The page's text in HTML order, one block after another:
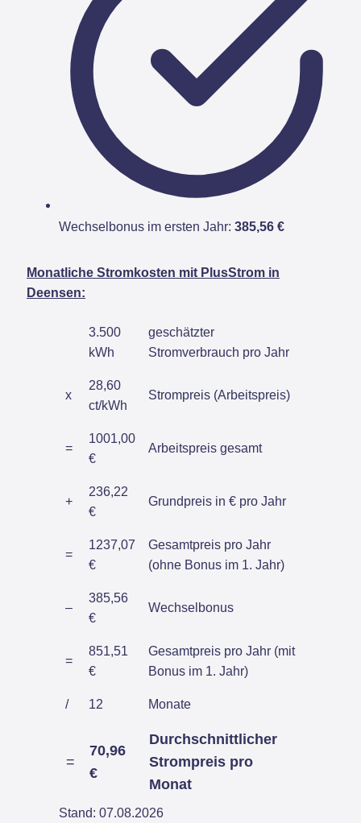
Wechselbonus im ersten Jahr: 385,56 €
Monatliche Stromkosten mit PlusStrom in
Deensen:
3.500
kWh
geschätzter
Stromverbrauch pro Jahr
x
28,60
ct/kWh
Strompreis (Arbeitspreis)
=
1001,00
€
Arbeitspreis gesamt
+
236,22
€
Grundpreis in € pro Jahr
=
1237,07
€
Gesamtpreis pro Jahr
(ohne Bonus im 1. Jahr)
–
385,56
€
Wechselbonus
=
851,51
€
Gesamtpreis pro Jahr (mit
Bonus im 1. Jahr)
/ 12 Monate
=
70,96
€
Durchschnittlicher
Strompreis pro
Monat
Stand: 07.08.2026